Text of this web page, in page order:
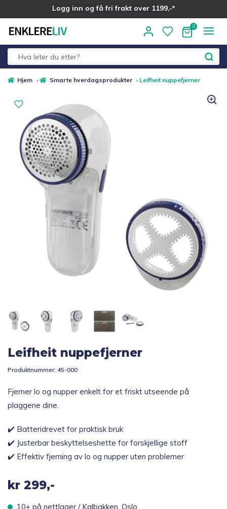
Logg inn og få fri frakt over 1199,-*
Alle kategorier
Medlemstilbud
Nyheter
Sommer ☀️
Best i test
Topp 10
Gavetips
Hjem › Smarte hverdagsprodukter › Leifheit nuppefjerner
Leifheit nuppefjerner
Produktnummer: 45-000
Fjerner lo og nupper enkelt for et friskt utseende på
plaggene dine.
✔️ Batteridrevet for praktisk bruk
✔️ Justerbar beskyttelseshette for forskjellige stoff
✔️ Effektiv fjerning av lo og nupper uten problemer
kr 299,-
10+ på nettlager / Kalbakken, Oslo